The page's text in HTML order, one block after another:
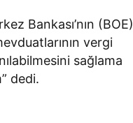
Bankası’nın (BOE)
vergi
sağlama
dedi.